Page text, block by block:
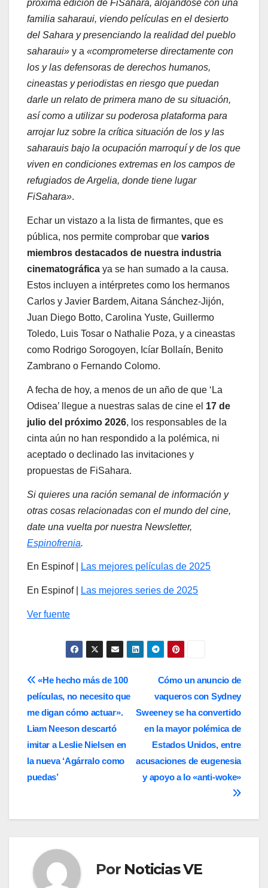
próxima edición de FiSahara, alojándose con una
familia saharaui, viendo películas en el desierto
del Sahara y presenciando la realidad del pueblo
saharaui» y a «comprometerse directamente con
los y las defensoras de derechos humanos,
cineastas y periodistas en riesgo que puedan
darle un relato de primera mano de su situación,
así como a utilizar su poderosa plataforma para
arrojar luz sobre la crítica situación de los y las
saharauis bajo la ocupación marroquí y de los que
viven en condiciones extremas en los campos de
refugiados de Argelia, donde tiene lugar
FiSahara».
Echar un vistazo a la lista de firmantes, que es
pública, nos permite comprobar que varios
miembros destacados de nuestra industria
cinematográfica ya se han sumado a la causa.
Estos incluyen a intérpretes como los hermanos
Carlos y Javier Bardem, Aitana Sánchez-Jijón,
Juan Diego Botto, Carolina Yuste, Guillermo
Toledo, Luis Tosar o Nathalie Poza, y a cineastas
como Rodrigo Sorogoyen, Icíar Bollaín, Benito
Zambrano o Fernando Colomo.
A fecha de hoy, a menos de un año de que ‘La
Odisea’ llegue a nuestras salas de cine el 17 de
julio del próximo 2026, los responsables de la
cinta aún no han respondido a la polémica, ni
aceptado o declinado las invitaciones y
propuestas de FiSahara.
Si quieres una ración semanal de información y
otras cosas relacionadas con el mundo del cine,
date una vuelta por nuestra Newsletter,
Espinofrenia.
En Espinof | Las mejores películas de 2025
En Espinof | Las mejores series de 2025
Ver fuente
Navegación
de
entradas
Cómo un anuncio de
vaqueros con Sydney
Sweeney se ha convertido
en la mayor polémica de
Estados Unidos, entre
acusaciones de eugenesia
y apoyo a lo «anti-woke»
«He hecho más de 100
películas, no necesito que
me digan cómo actuar».
Liam Neeson descartó
imitar a Leslie Nielsen en
la nueva ‘Agárralo como
puedas’
Por Noticias VE